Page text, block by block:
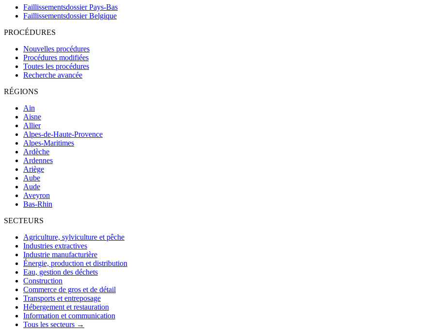
Faillissementsdossier Pays-Bas
Faillissementsdossier Belgique
PROCÉDURES
Nouvelles procédures
Procédures modifiées
Toutes les procédures
Recherche avancée
RÉGIONS
Ain
Aisne
Allier
Alpes-de-Haute-Provence
Alpes-Maritimes
Ardèche
Ardennes
Ariège
Aube
Aude
Aveyron
Bas-Rhin
SECTEURS
Agriculture, sylviculture et pêche
Industries extractives
Industrie manufacturière
Énergie, production et distribution
Eau, gestion des déchets
Construction
Commerce de gros et de détail
Transports et entreposage
Hébergement et restauration
Information et communication
Tous les secteurs →